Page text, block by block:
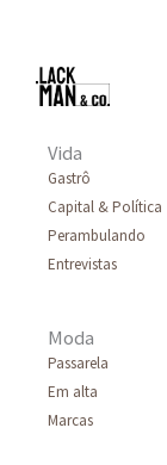
Vida
Gastrô
Capital & Política
Perambulando
Entrevistas
Moda
Passarela
Em alta
Marcas